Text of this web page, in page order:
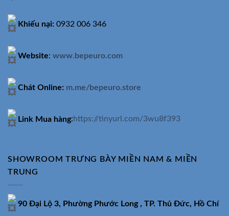
Khiếu nại: 0932 006 346
Website: www.bepeuro.com
Chát Online: m.me/bepeuro.store
Link Mua hàng:https://tinyurl.com/3wu8f393
SHOWROOM TRƯNG BÀY MIỀN NAM & MIỀN
TRUNG
90 Đại Lộ 3, Phường Phước Long , TP. Thủ Đức, Hồ Chí